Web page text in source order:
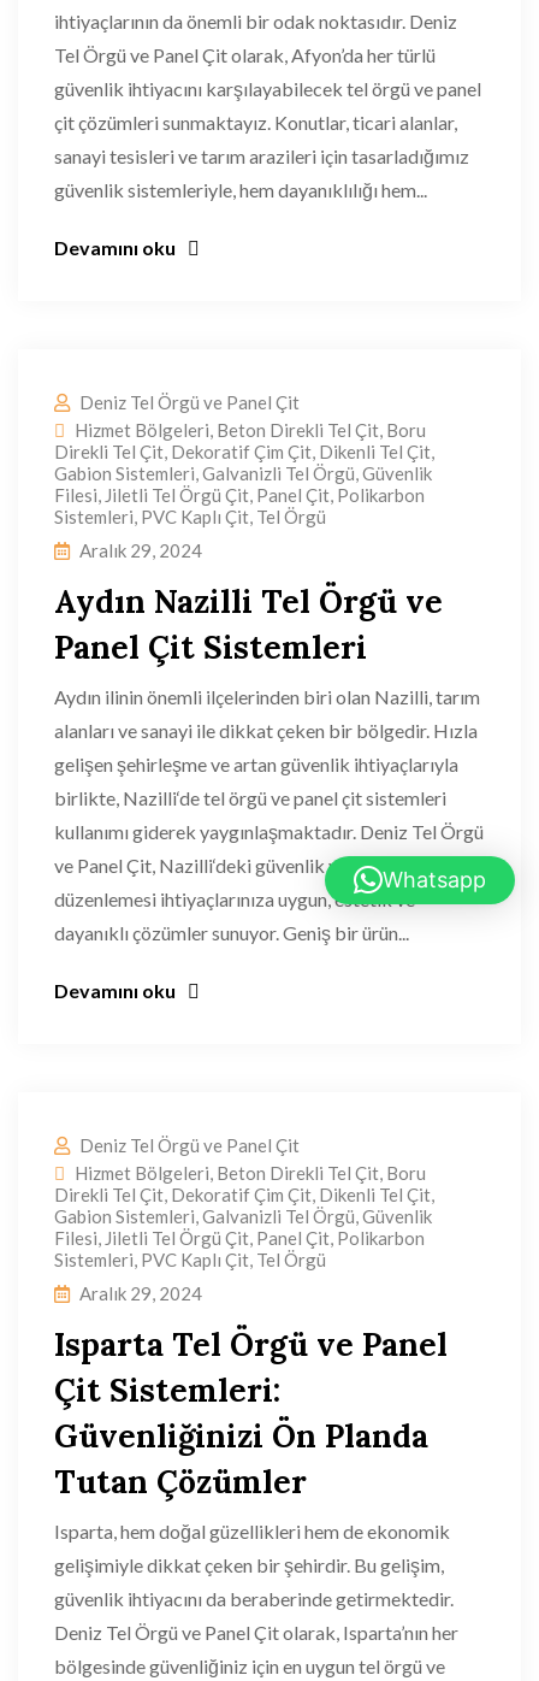
ihtiyaçlarının da önemli bir odak noktasıdır. Deniz
Tel Örgü ve Panel Çit olarak, Afyon’da her türlü
güvenlik ihtiyacını karşılayabilecek tel örgü ve panel
çit çözümleri sunmaktayız. Konutlar, ticari alanlar,
sanayi tesisleri ve tarım arazileri için tasarladığımız
güvenlik sistemleriyle, hem dayanıklılığı hem...
Devamını oku
Deniz Tel Örgü ve Panel Çit
Hizmet Bölgeleri, Beton Direkli Tel Çit, Boru
Direkli Tel Çit, Dekoratif Çim Çit, Dikenli Tel Çit,
Gabion Sistemleri,Galvanizli Tel Örgü,Güvenlik
Filesi, Jiletli Tel Örgü Çit, Panel Çit, Polikarbon
Sistemleri, PVC Kaplı Çit, Tel Örgü
Aralık 29, 2024
Aydın Nazilli Tel Örgü ve
Panel Çit Sistemleri
Aydın ilinin önemli ilçelerinden biri olan Nazilli, tarım
alanları ve sanayi ile dikkat çeken bir bölgedir. Hızla
gelişen şehirleşme ve artan güvenlik ihtiyaçlarıyla
birlikte, Nazilli‘de tel örgü ve panel çit sistemleri
kullanımı giderek yaygınlaşmaktadır. Deniz Tel Örgü
ve Panel Çit, Nazilli‘deki güvenlik ve çevre
düzenlemesi ihtiyaçlarınıza uygun, estetik ve
dayanıklı çözümler sunuyor. Geniş bir ürün...
Devamını oku
Deniz Tel Örgü ve Panel Çit
Hizmet Bölgeleri, Beton Direkli Tel Çit, Boru
Direkli Tel Çit, Dekoratif Çim Çit, Dikenli Tel Çit,
Gabion Sistemleri,Galvanizli Tel Örgü,Güvenlik
Filesi, Jiletli Tel Örgü Çit, Panel Çit, Polikarbon
Sistemleri, PVC Kaplı Çit, Tel Örgü
Aralık 29, 2024
Isparta Tel Örgü ve Panel
Çit Sistemleri:
Güvenliğinizi Ön Planda
Tutan Çözümler
Isparta, hem doğal güzellikleri hem de ekonomik
gelişimiyle dikkat çeken bir şehirdir. Bu gelişim,
güvenlik ihtiyacını da beraberinde getirmektedir.
Deniz Tel Örgü ve Panel Çit olarak, Isparta’nın her
bölgesinde güvenliğiniz için en uygun tel örgü ve
Whatsapp